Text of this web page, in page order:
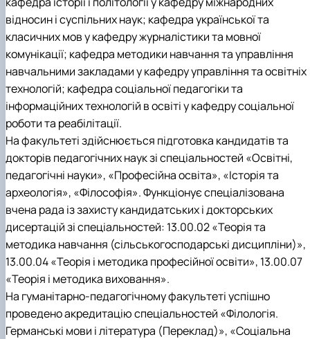
відносин і суспільних наук; кафедра української та
класичних мов у кафедру журналістики та мовної
комунікації; кафедра методики навчання та управління
навчальними закладами у кафедру управління та освітніх
технологій; кафедра соціальної педагогіки та
інформаційних технологій в освіті у кафедру соціальної
роботи та реабілітації.
На факультеті здійснюється підготовка кандидатів та
докторів педагогічних наук зі спеціальностей «Освітні,
педагогічні науки», «Професійна освіта», «Історія та
археологія», «Філософія». Функціонує спеціалізована
вчена рада із захисту кандидатських і докторських
дисертацій зі спеціальностей: 13.00.02 «Теорія та
методика навчання (сільськогосподарські дисципліни)»,
13.00.04 «Теорія і методика професійної освіти», 13.00.07
«Теорія і методика виховання».
На гуманітарно-педагогічному факультеті успішно
проведено акредитацію спеціальностей «Філологія.
Германські мови і література (Переклад)», «Соціальна